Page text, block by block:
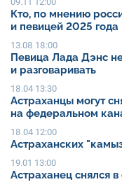
Кто, по мнению
и певицей 2025 года
13.08 18:00
Певица Лада Дэнс
и разговаривать
18.04 13:30
Астраханцы могут
на федеральном
18.04 12:00
Астраханских
19.01 13:00
Астраханец снялся